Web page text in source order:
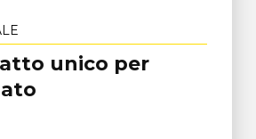
unico per